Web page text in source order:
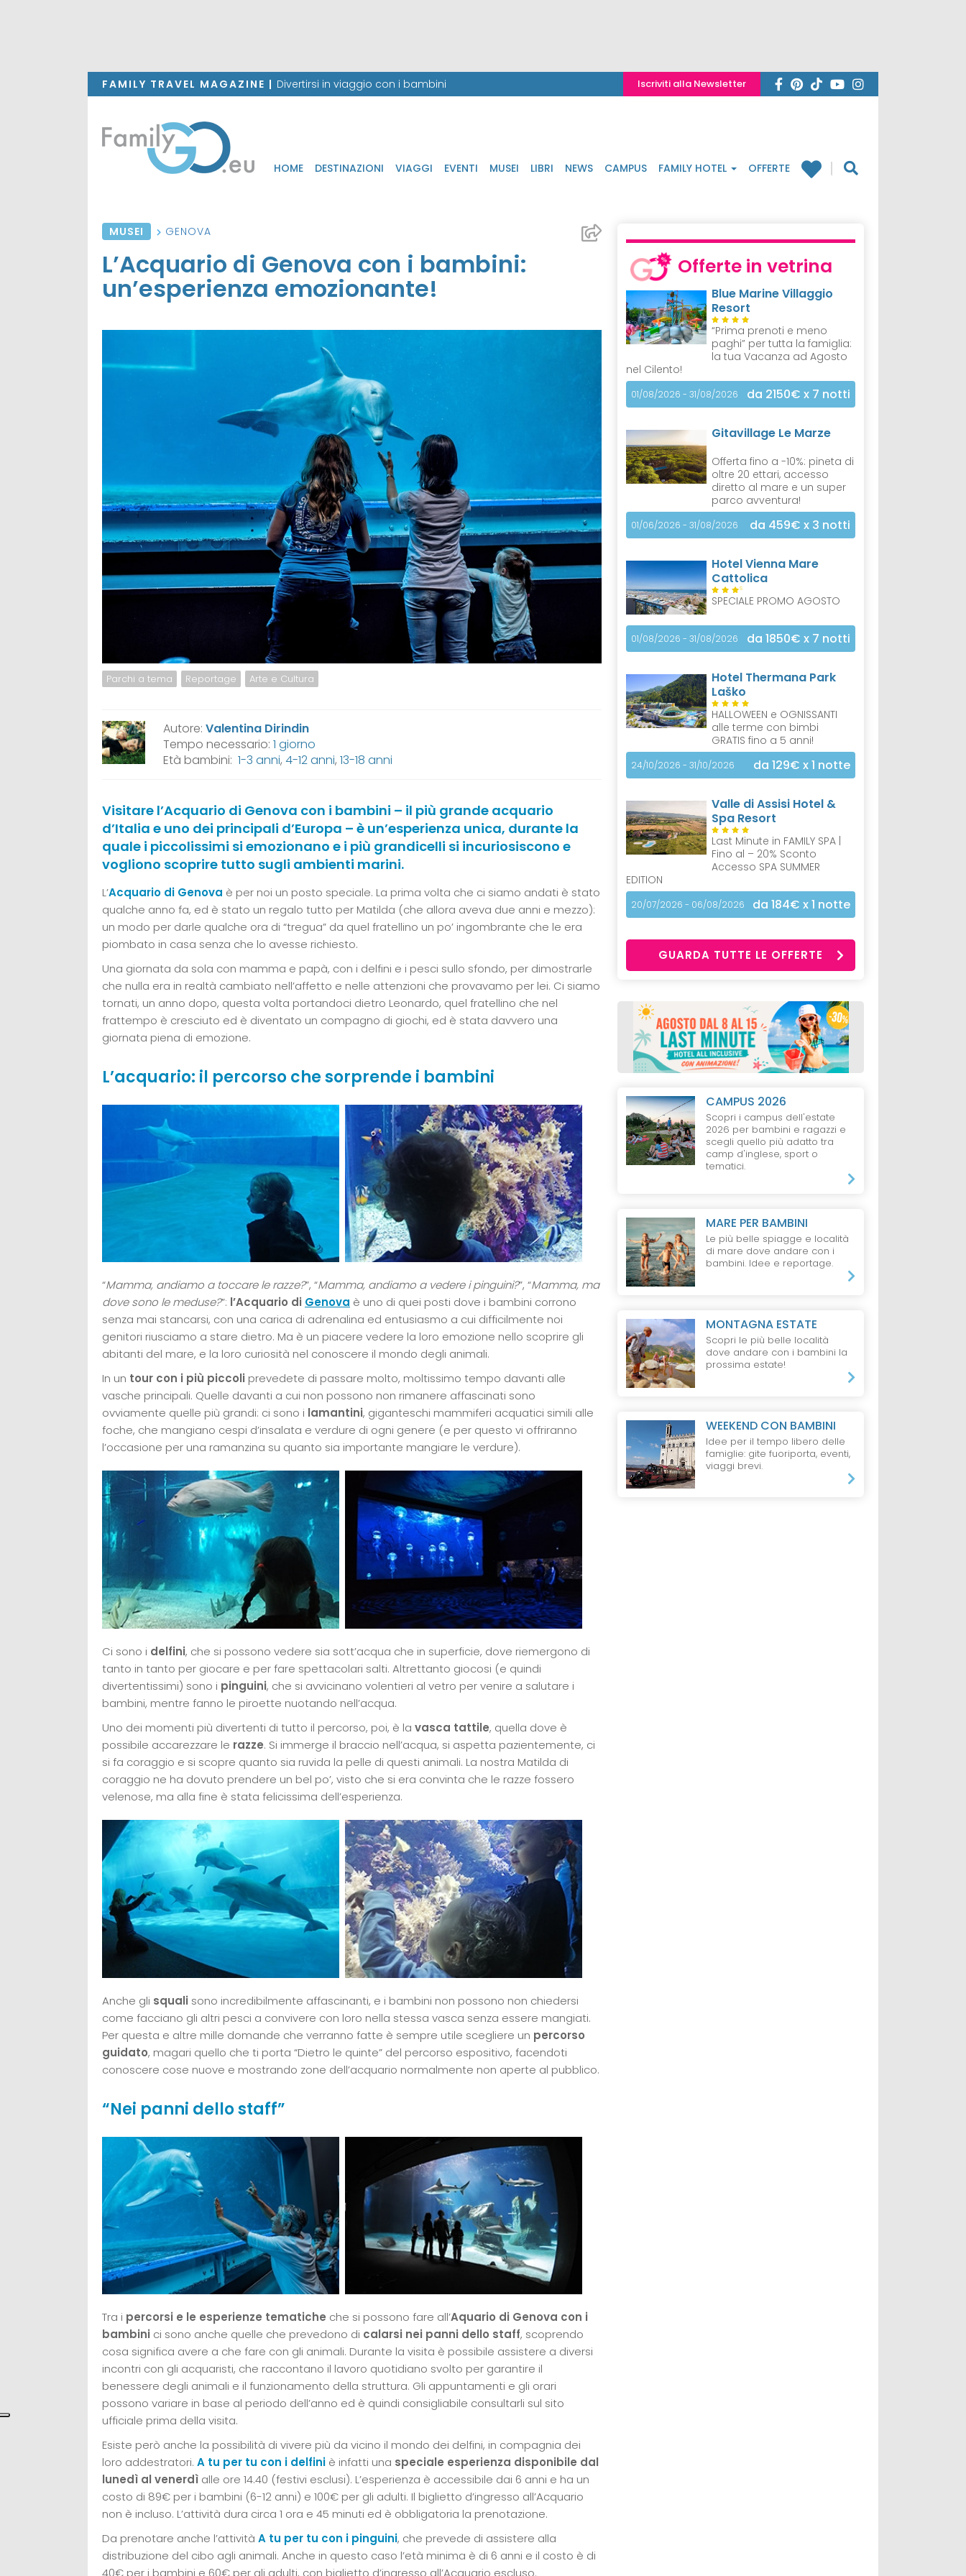
FAMILY TRAVEL MAGAZINE | Divertirsi in viaggio con i bambini Iscriviti alla Newsletter
HOME DESTINAZIONI VIAGGI EVENTI MUSEI LIBRI NEWS CAMPUS FAMILY HOTEL OFFERTE
MUSEI GENOVA
L’Acquario di Genova con i bambini:
un’esperienza emozionante!
Parchi a tema Reportage Arte e Cultura
Autore: Valentina Dirindin
Tempo necessario: 1 giorno
Età bambini: 1-3 anni, 4-12 anni, 13-18 anni
Visitare l’Acquario di Genova con i bambini – il più grande acquario
d’Italia e uno dei principali d’Europa – è un’esperienza unica, durante la
quale i piccolissimi si emozionano e i più grandicelli si incuriosiscono e
vogliono scoprire tutto sugli ambienti marini.
L’Acquario di Genova è per noi un posto speciale. La prima volta che ci siamo andati è stato
qualche anno fa, ed è stato un regalo tutto per Matilda (che allora aveva due anni e mezzo):
un modo per darle qualche ora di “tregua” da quel fratellino un po’ ingombrante che le era
piombato in casa senza che lo avesse richiesto.
Una giornata da sola con mamma e papà, con i delfini e i pesci sullo sfondo, per dimostrarle
che nulla era in realtà cambiato nell’affetto e nelle attenzioni che provavamo per lei. Ci siamo
tornati, un anno dopo, questa volta portandoci dietro Leonardo, quel fratellino che nel
frattempo è cresciuto ed è diventato un compagno di giochi, ed è stata davvero una
giornata piena di emozione.
L’acquario: il percorso che sorprende i bambini
“Mamma, andiamo a toccare le razze?”, “Mamma, andiamo a vedere i pinguini?”, “Mamma, ma
dove sono le meduse?”: l’Acquario di Genova è uno di quei posti dove i bambini corrono
senza mai stancarsi, con una carica di adrenalina ed entusiasmo a cui difficilmente noi
genitori riusciamo a stare dietro. Ma è un piacere vedere la loro emozione nello scoprire gli
abitanti del mare, e la loro curiosità nel conoscere il mondo degli animali.
In un tour con i più piccoli prevedete di passare molto, moltissimo tempo davanti alle
vasche principali. Quelle davanti a cui non possono non rimanere affascinati sono
ovviamente quelle più grandi: ci sono i lamantini, giganteschi mammiferi acquatici simili alle
foche, che mangiano cespi d’insalata e verdure di ogni genere (e per questo vi offriranno
l’occasione per una ramanzina su quanto sia importante mangiare le verdure).
Ci sono i delfini, che si possono vedere sia sott’acqua che in superficie, dove riemergono di
tanto in tanto per giocare e per fare spettacolari salti. Altrettanto giocosi (e quindi
divertentissimi) sono i pinguini, che si avvicinano volentieri al vetro per venire a salutare i
bambini, mentre fanno le piroette nuotando nell’acqua.
Uno dei momenti più divertenti di tutto il percorso, poi, è la vasca tattile, quella dove è
possibile accarezzare le razze. Si immerge il braccio nell’acqua, si aspetta pazientemente, ci
si fa coraggio e si scopre quanto sia ruvida la pelle di questi animali. La nostra Matilda di
coraggio ne ha dovuto prendere un bel po’, visto che si era convinta che le razze fossero
velenose, ma alla fine è stata felicissima dell’esperienza.
Anche gli squali sono incredibilmente affascinanti, e i bambini non possono non chiedersi
come facciano gli altri pesci a convivere con loro nella stessa vasca senza essere mangiati.
Per questa e altre mille domande che verranno fatte è sempre utile scegliere un percorso
guidato, magari quello che ti porta “Dietro le quinte” del percorso espositivo, facendoti
conoscere cose nuove e mostrando zone dell’acquario normalmente non aperte al pubblico.
“Nei panni dello staff”
Tra i percorsi e le esperienze tematiche che si possono fare all’Aquario di Genova con i
bambini ci sono anche quelle che prevedono di calarsi nei panni dello staff, scoprendo
cosa significa avere a che fare con gli animali. Durante la visita è possibile assistere a diversi
incontri con gli acquaristi, che raccontano il lavoro quotidiano svolto per garantire il
benessere degli animali e il funzionamento della struttura. Gli appuntamenti e gli orari
possono variare in base al periodo dell’anno ed è quindi consigliabile consultarli sul sito
ufficiale prima della visita.
Esiste però anche la possibilità di vivere più da vicino il mondo dei delfini, in compagnia dei
loro addestratori. A tu per tu con i delfini è infatti una speciale esperienza disponibile dal
lunedì al venerdì alle ore 14.40 (festivi esclusi). L’esperienza è accessibile dai 6 anni e ha un
costo di 89€ per i bambini (6-12 anni) e 100€ per gli adulti. Il biglietto d’ingresso all’Acquario
non è incluso. L’attività dura circa 1 ora e 45 minuti ed è obbligatoria la prenotazione.
Da prenotare anche l’attività A tu per tu con i pinguini, che prevede di assistere alla
distribuzione del cibo agli animali. Anche in questo caso l’età minima è di 6 anni e il costo è di
40€ per i bambini e 60€ per gli adulti, con biglietto d’ingresso all’Acquario escluso.
Offerte in vetrina
Blue Marine Villaggio
Resort
“Prima prenoti e meno
paghi” per tutta la famiglia:
la tua Vacanza ad Agosto
nel Cilento!
01/08/2026 - 31/08/2026 da 2150€ x 7 notti
Gitavillage Le Marze
Offerta fino a -10%: pineta di
oltre 20 ettari, accesso
diretto al mare e un super
parco avventura!
01/06/2026 - 31/08/2026 da 459€ x 3 notti
Hotel Vienna Mare
Cattolica
S
SPECIALE PROMO AGOSTO
01/08/2026 - 31/08/2026 da 1850€ x 7 notti
Hotel Thermana Park
Laško
HALLOWEEN e OGNISSANTI
alle terme con bimbi
GRATIS fino a 5 anni!
24/10/2026 - 31/10/2026 da 129€ x 1 notte
Valle di Assisi Hotel &
Spa Resort
Last Minute in FAMILY SPA |
Fino al – 20% Sconto
Accesso SPA SUMMER
EDITION
20/07/2026 - 06/08/2026 da 184€ x 1 notte
GUARDA TUTTE LE OFFERTE
CAMPUS 2026
Scopri i campus dell'estate
2026 per bambini e ragazzi e
scegli quello più adatto tra
camp d'inglese, sport o
tematici.
MARE PER BAMBINI
Le più belle spiagge e località
di mare dove andare con i
bambini. Idee e reportage.
MONTAGNA ESTATE
Scopri le più belle località
dove andare con i bambini la
prossima estate!
WEEKEND CON BAMBINI
Idee per il tempo libero delle
famiglie: gite fuoriporta, eventi,
viaggi brevi.